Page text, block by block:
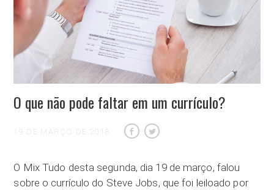
O que não pode faltar em um currículo?
19 DE MARÇO DE 2018
O Mix Tudo desta segunda, dia 19 de março, falou
sobre o currículo do Steve Jobs, que foi leiloado por